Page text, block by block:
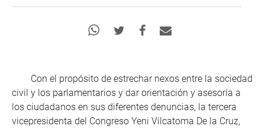
Con el propósito de estrechar nexos entre la sociedad
civil y los parlamentarios y dar orientación y asesoría a
los ciudadanos en sus diferentes denuncias, la tercera
vicepresidenta del Congreso Yeni Vilcatoma De la Cruz,